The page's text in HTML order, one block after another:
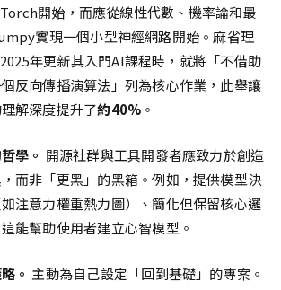
開始，而應從線性代數、機率論和最
實現一個小型神經網路開始。麻省理
年更新其入門AI課程時，就將「不借助
反向傳播演算法」列為核心作業，此舉讓
解深度提升了約40% 。
學。 開源社群與工具開發者應致力於創造
，而非「更黑」的黑箱。例如，提供模型決
注意力權重熱力圖）、簡化但保留核心邏
能幫助使用者建立心智模型。
。 主動為自己設定「回到基礎」的專案。